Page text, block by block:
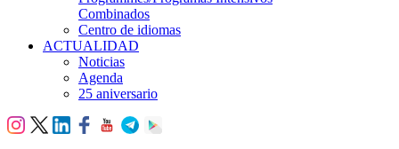
Combinados
Centro de idiomas
ACTUALIDAD
Noticias
Agenda
25 aniversario